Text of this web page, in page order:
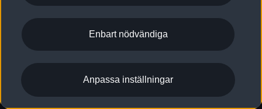
Lediga tjänster huvudkontor
Lediga tjänster hos Audi Återförsäljare
Kommentar till mediauppgifter om dataläcka
Enbart nödvändiga
Anpassa inställningar